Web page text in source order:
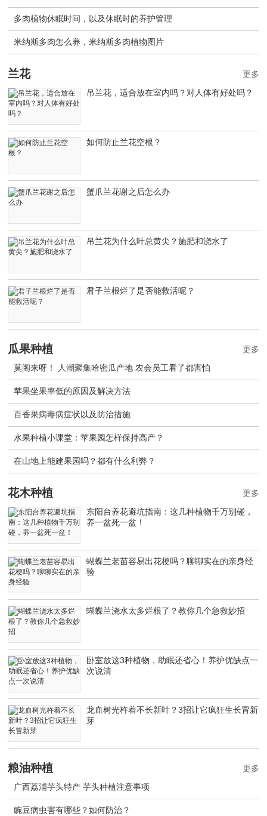
多肉植物休眠时间，以及休眠时的养护管理
米纳斯多肉怎么养，米纳斯多肉植物图片
兰花
吊兰花，适合放在室内吗？对人体有好处吗？
如何防止兰花空根？
蟹爪兰花谢之后怎么办
吊兰花为什么叶总黄尖？施肥和浇水了
君子兰根烂了是否能救活呢？
更多
瓜果种植
莫阁来呀！ 人潮聚集哈密瓜产地 农会员工看了都害怕
苹果坐果率低的原因及解决方法
百香果病毒病症状以及防治措施
水果种植小课堂：苹果园怎样保持高产？
在山地上能建果园吗？都有什么利弊？
更多
花木种植
东阳台养花避坑指南：这几种植物千万别碰，
养一盆死一盆！
蝴蝶兰老苗容易出花梗吗？聊聊实在的亲身经
验
蝴蝶兰浇水太多烂根了？教你几个急救妙招
卧室放这3种植物，助眠还省心！养护优缺点一
次说清
龙血树光杵着不长新叶？3招让它疯狂生长冒新
芽
更多
粮油种植
广西荔浦芋头特产 芋头种植注意事项
豌豆病虫害有哪些？如何防治？
更多